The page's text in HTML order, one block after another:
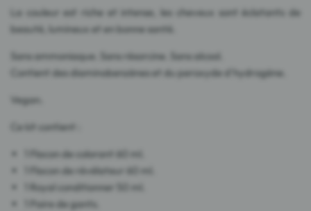
La couleur est riche et intense, les cheveux sont éclatants de
beauté, lumineux et en bonne santé.
Sans ammoniaque. Sans résorcine. Sans alcool.
Contient des diaminobenzènes et du peroxyde d'hydrogène.
Vegan.
Ce kit contient :
1 Flacon de colorant 60 ml.
1 Flacon de révélateur 60 ml.
1 Royal conditionner 50 ml.
1 Paire de gants.